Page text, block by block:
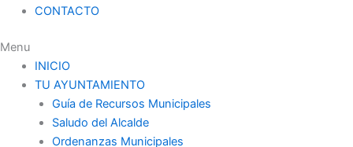
CONTACTO
Menu
INICIO
TU AYUNTAMIENTO
Guía de Recursos Municipales
Saludo del Alcalde
Ordenanzas Municipales